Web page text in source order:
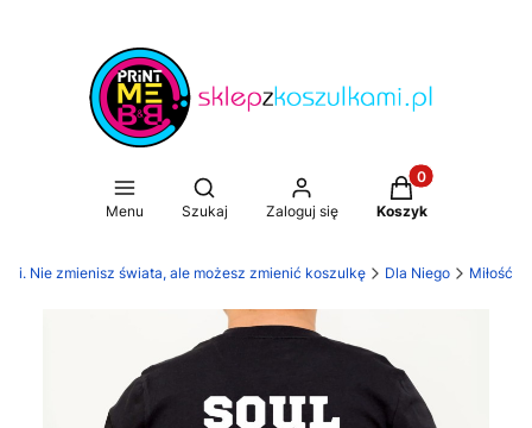
Menu
Otwórz wyszukiwarkę
Szukaj Zaloguj się
Produkty w
Koszyk
Nie zmienisz świata, ale możesz zmienić koszulkę Dla Niego Miłość